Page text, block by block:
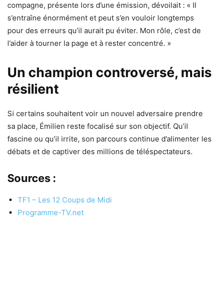
compagne, présente lors d’une émission, dévoilait : « Il
s’entraîne énormément et peut s’en vouloir longtemps
pour des erreurs qu’il aurait pu éviter. Mon rôle, c’est de
l’aider à tourner la page et à rester concentré. »
Un champion controversé, mais
résilient
Si certains souhaitent voir un nouvel adversaire prendre
sa place, Émilien reste focalisé sur son objectif. Qu’il
fascine ou qu’il irrite, son parcours continue d’alimenter les
débats et de captiver des millions de téléspectateurs.
Sources :
TF1 – Les 12 Coups de Midi
Programme-TV.net